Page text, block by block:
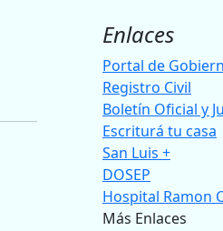
Enlaces
Portal de
Registro Civil
Boletín Oficial y
Escriturá tu casa
San Luis +
DOSEP
Hospital Ramon
Más Enlaces